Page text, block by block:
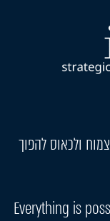
ולכאוס להפוך
Everything is